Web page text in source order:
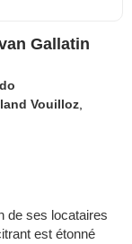
Gallatin
Vouilloz
de ses locataires
est étonné